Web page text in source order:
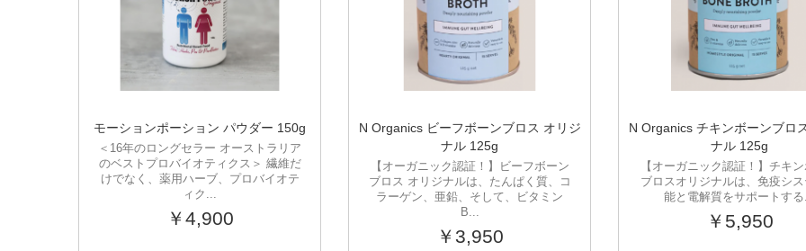
モーションポーション パウダー 150g
＜16年のロングセラー オーストラリア
のベストプロバイオティクス＞ 繊維だ
けでなく、薬用ハーブ、プロバイオテ
ィク...
￥4,900
N Organics ビーフボーンブロス オリジ
ナル 125g
【オーガニック認証！】ビーフボーン
ブロス オリジナルは、たんぱく質、コ
ラーゲン、亜鉛、そして、ビタミン
B...
￥3,950
N Organics チキンボーンブロ
ナル 125g
【オーガニック認証！】チキ
ブロスオリジナルは、免疫シ
能と電解質をサポートする
￥5,950